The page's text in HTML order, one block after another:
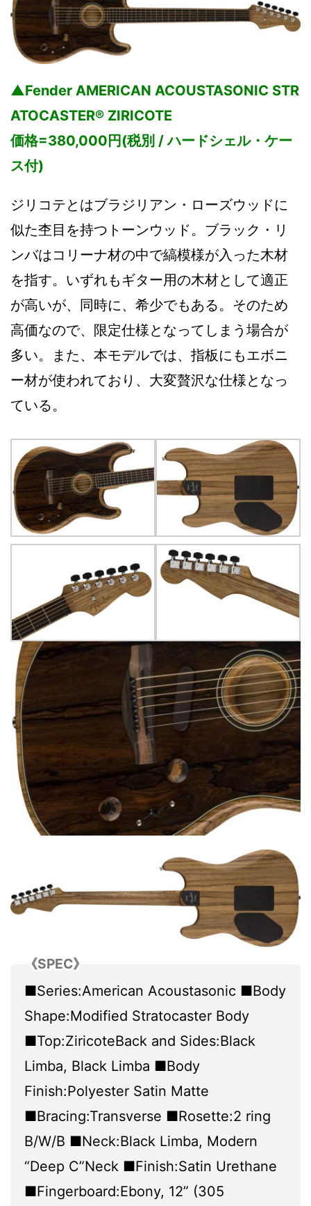
▲Fender AMERICAN ACOUSTASONIC STR
ATOCASTER® ZIRICOTE
価格=380,000円(税別 / ハードシェル・ケー
ス付)
ジリコテとはブラジリアン・ローズウッドに
似た杢目を持つトーンウッド。ブラック・リ
ンバはコリーナ材の中で縞模様が入った木材
を指す。いずれもギター用の木材として適正
が高いが、同時に、希少でもある。そのため
高価なので、限定仕様となってしまう場合が
多い。また、本モデルでは、指板にもエボニ
ー材が使われており、大変贅沢な仕様となっ
ている。
《SPEC》
■Series:American Acoustasonic ■Body
Shape:Modified Stratocaster Body
■Top:ZiricoteBack and Sides:Black
Limba, Black Limba ■Body
Finish:Polyester Satin Matte
■Bracing:Transverse ■Rosette:2 ring
B/W/B ■Neck:Black Limba, Modern
“Deep C”Neck ■Finish:Satin Urethane
■Fingerboard:Ebony, 12” (305